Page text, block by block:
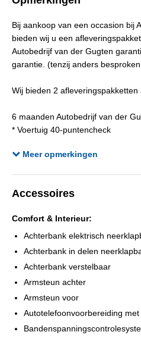
Verbruik stad
Verbruik snelweg
5,3
CO₂-emissie
BTW verrekenbaar
Kleur interieur
Bekleding
Onderhoudsboekjes aanwezig
Aantal sleutels
Bij aankoop van een occasion bij
bieden wij u een
Autobedrijf van der Gugten
garantie. (tenzij anders
Wij bieden 2 afleveringspakketten
6 maanden Autobedrijf van der
* Voertuig 40-puntencheck
* 6 maanden garantie
* Bovag voertuig 40-puntencheck
* Complete reinigingsbeurt
* Nieuwe Apk keuring
Om teleurstelling te voorkomen
te informeren naar de
Meer opmerkingen
Accessoires
Comfort & Interieur:
Achterbank elektrisch
Achterbank in delen
Achterbank verstelbaar
Armsteun achter
Armsteun voor
Autotelefoonvoorbereiding met